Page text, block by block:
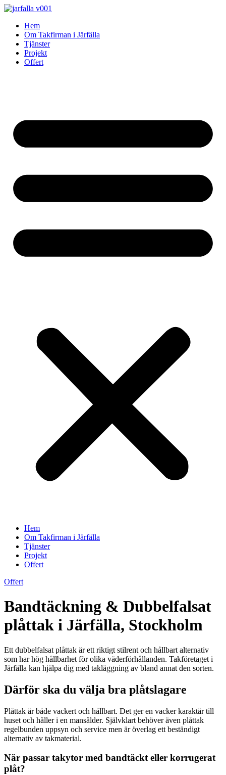
Skip
contentHem
Om Takfirman i Järfälla
Tjänster
Projekt
Offert
Hem
Om Takfirman i Järfälla
Tjänster
Projekt
Offert
Offert
Bandtäckning & Dubbelfalsat
plåttak i Järfälla, Stockholm
Ett dubbelfalsat plåttak är ett riktigt stilrent och hållbart alternativ
som har hög hållbarhet för olika väderförhållanden. Takföretaget i
Järfälla kan hjälpa dig med takläggning av bland annat den sorten.
Därför ska du välja bra plåtslagare
Plåttak är både vackert och hållbart. Det ger en vacker karaktär till
huset och håller i en mansålder. Självklart behöver även plåttak
regelbunden uppsyn och service men är överlag ett beständigt
alternativ av takmaterial.
När passar takytor med bandtäckt eller korrugerat
plåt?